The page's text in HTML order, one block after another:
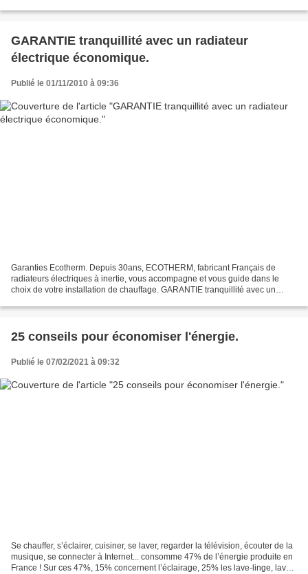
GARANTIE tranquillité avec un radiateur
électrique économique.
Publié le 01/11/2010 à 09:36
Garanties Ecotherm. Depuis 30ans, ECOTHERM, fabricant Français de
radiateurs électriques à inertie, vous accompagne et vous guide dans le
choix de votre installation de chauffage. GARANTIE tranquillité avec un
25 conseils pour économiser l'énergie.
Publié le 07/02/2021 à 09:32
Se chauffer, s’éclairer, cuisiner, se laver, regarder la télévision, écouter de la
musique, se connecter à Internet... consomme 47% de l’énergie produite en
France ! Sur ces 47%, 15% concernent l’éclairage, 25% les lave-linge, lave-